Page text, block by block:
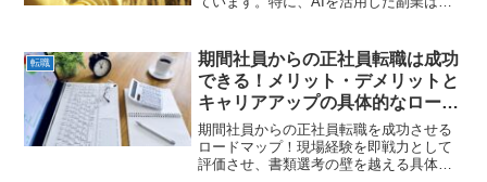
す。しかし、「AI副業」と一口に言って
も、その種類は多...
転職
期間社員からの正社員転職は成功
できる！メリット・デメリットと
キャリアアップの具体的なロード
マップ
期間社員からの正社員転職を成功させる
ロードマップ！現場経験を即戦力として
評価させ、書類選考の壁を越える具体的